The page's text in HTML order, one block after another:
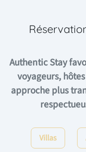
Authentic Stay
voyageurs,
approche plus
Villas